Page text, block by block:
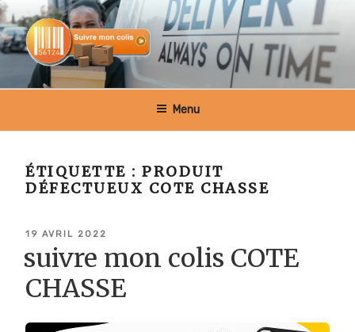
Aller
au
contenu
principal
SUIVRE MON COLIS BELGIQUE
Menu
ÉTIQUETTE :PRODUIT
DÉFECTUEUX COTE CHASSE
PUBLIÉ
19 AVRIL 2022
suivre mon colis COTE
CHASSE